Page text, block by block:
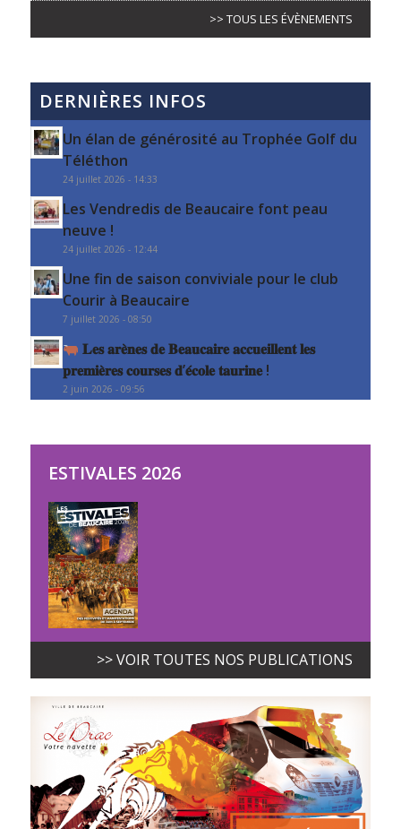
>> TOUS LES ÉVÈNEMENTS
DERNIÈRES INFOS
Un élan de générosité au Trophée Golf du
Téléthon
24 juillet 2026 - 14:33
Les Vendredis de Beaucaire font peau
neuve !
24 juillet 2026 - 12:44
Une fin de saison conviviale pour le club
Courir à Beaucaire
7 juillet 2026 - 08:50
𝐋𝐞𝐬 𝐚𝐫𝐞̀𝐧𝐞𝐬 𝐝𝐞 𝐁𝐞𝐚𝐮𝐜𝐚𝐢𝐫𝐞 𝐚𝐜𝐜𝐮𝐞𝐢𝐥𝐥𝐞𝐧𝐭 𝐥𝐞𝐬
𝐩𝐫𝐞𝐦𝐢𝐞̀𝐫𝐞𝐬 𝐜𝐨𝐮𝐫𝐬𝐞𝐬 𝐝’𝐞́𝐜𝐨𝐥𝐞 𝐭𝐚𝐮𝐫𝐢𝐧𝐞 !
2 juin 2026 - 09:56
ESTIVALES 2026
>> VOIR TOUTES NOS PUBLICATIONS